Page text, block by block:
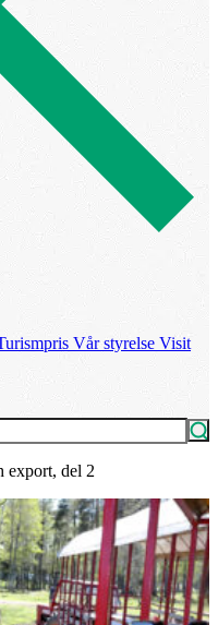
Vår styrelse Visit
export, del 2